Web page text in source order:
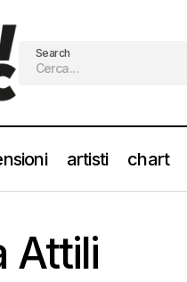
Search
artisti chart
Attili